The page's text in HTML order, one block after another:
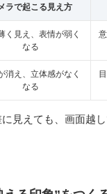
ラで起こる見え方
く見え、表情が弱く
なる
消え、立体感がなく
なる
見えても、画面越